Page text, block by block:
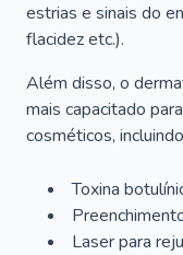
estrias e sinais do
flacidez etc.).
Além disso, o
mais capacitado
cosméticos,
Toxina
Laser para